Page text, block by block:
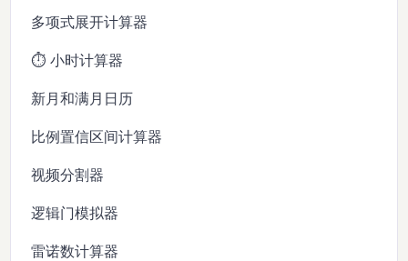
多项式展开计算器
⏱️ 小时计算器
新月和满月日历
比例置信区间计算器
视频分割器
逻辑门模拟器
雷诺数计算器